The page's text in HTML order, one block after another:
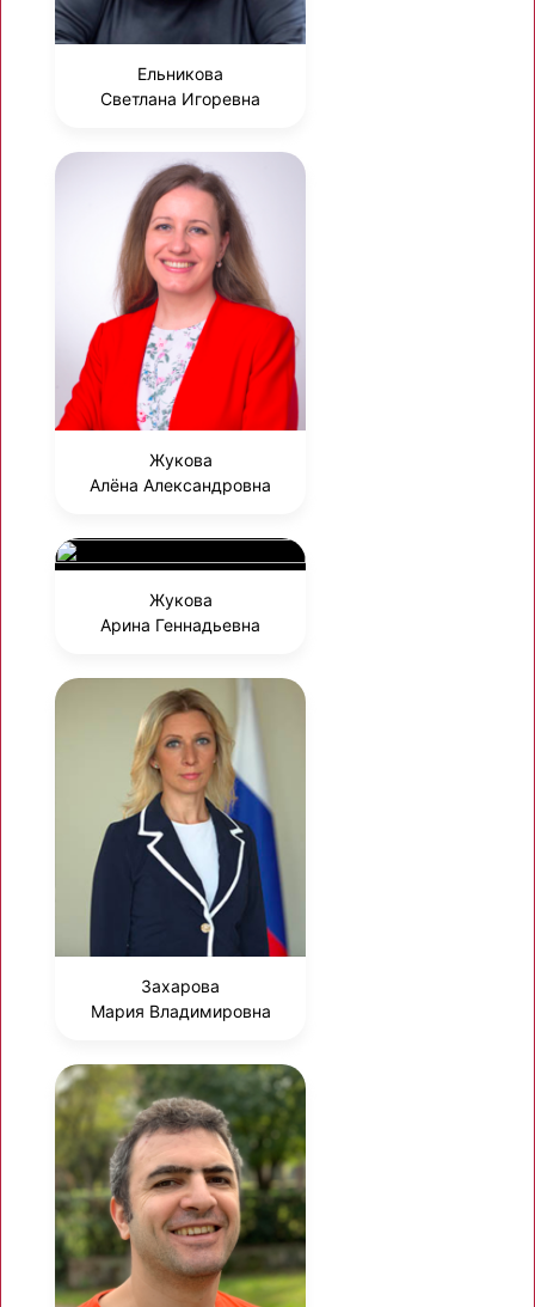
Ельникова
Светлана Игоревна
Жукова
Алёна Александровна
Жукова
Арина Геннадьевна
Захарова
Мария Владимировна